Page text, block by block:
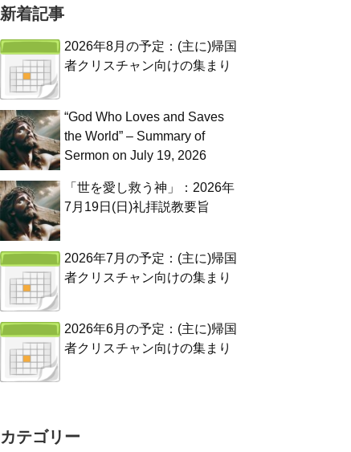
新着記事
2026年8月の予定：(主に)帰国
者クリスチャン向けの集まり
“God Who Loves and Saves
the World” – Summary of
Sermon on July 19, 2026
「世を愛し救う神」：2026年
7月19日(日)礼拝説教要旨
2026年7月の予定：(主に)帰国
者クリスチャン向けの集まり
2026年6月の予定：(主に)帰国
者クリスチャン向けの集まり
カテゴリー